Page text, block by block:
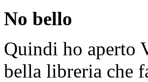
No bello
Quindi ho aperto
bella libreria che